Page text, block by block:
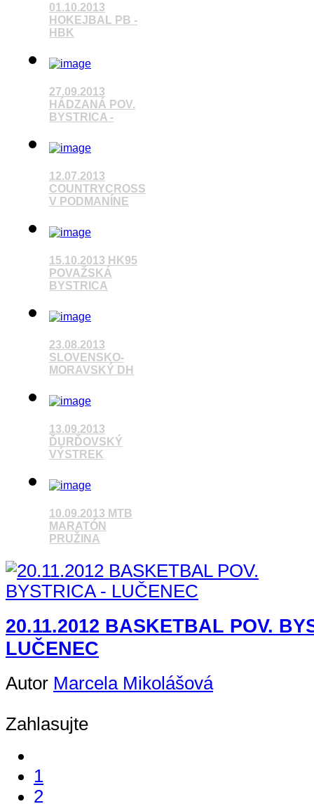
01.10.2013
HOKEJBAL PB -
HBK
Pozrieť video
27.09.2013
HÁDZANÁ POV.
BYSTRICA -
Pozrieť video
12.07.2013
COUNTRYCROSS
V PODMANÍNE
Pozrieť video
15.10.2013 HK95
POVAŽSKÁ
BYSTRICA
Pozrieť video
23.08.2013
SLOVENSKO-
MORAVSKÝ DH
Pozrieť video
13.09.2013
ĎURĎOVSKÝ
VÝSTREK
Pozrieť video
10.09.2013 MTB
MARATÓN
PRUŽINA
Pozrieť video
20.11.2012 BASKETBAL POV.
LUČENEC
Autor Marcela Mikolášová
Zahlasujte
1
2